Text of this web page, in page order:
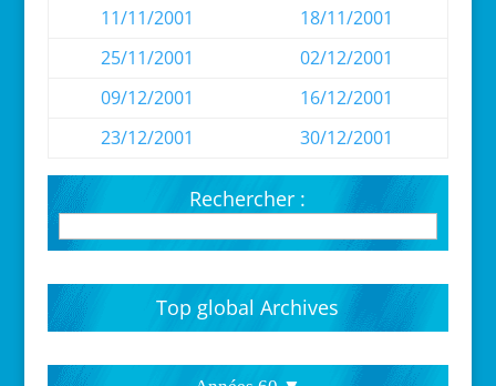
11/11/2001
18/11/2001
25/11/2001
02/12/2001
09/12/2001
16/12/2001
23/12/2001
30/12/2001
Rechercher :
Top global Archives